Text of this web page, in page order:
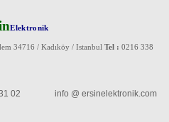
Elektronik
34716 / Kadıköy / Istanbul Tel : 0216 338
31 02 info @ ersinelektronik.com